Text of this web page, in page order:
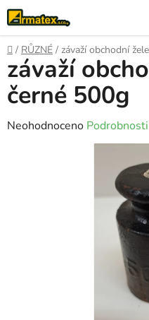
Přejít
na
obsah
Domů
/ RŮZNÉ / závaží obchodní
závaží
černé 500g
Průměrné
Neohodnoceno